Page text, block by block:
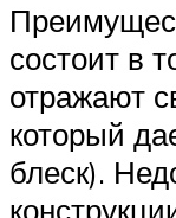
состоит в
отражают
который
блеск).